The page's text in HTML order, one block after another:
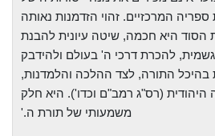
המרכזיים. זהוי הזדמנות נאותה
הסוד היא חכמה, שיטה עיונית להבנת
להכרת דרכי ה' בעולם ולהידבק
התורה, לצד ההלכה והלמדנות,
היהודית (רס"ג רמב"ם וכדו'). היא חלק
משמעותי של תורת ה'.